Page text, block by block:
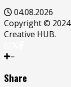
04.08.2026
Copyright ©
Creative HUB.
Share